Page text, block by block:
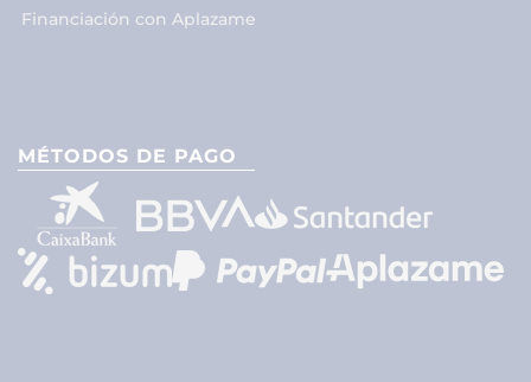
Financiación con Aplazame
MÉTODOS DE PAGO